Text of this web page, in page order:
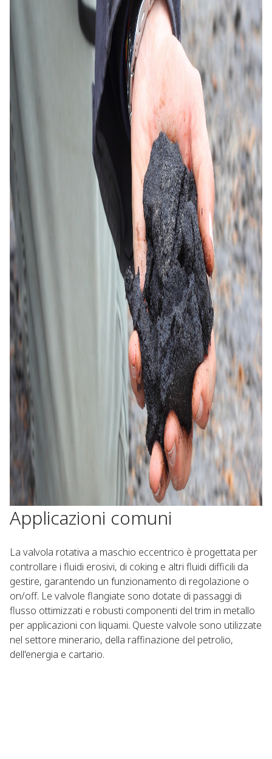
Applicazioni comuni
La valvola rotativa a maschio eccentrico è progettata per
controllare i fluidi erosivi, di coking e altri fluidi difficili da
gestire, garantendo un funzionamento di regolazione o
on/off. Le valvole flangiate sono dotate di passaggi di
flusso ottimizzati e robusti componenti del trim in metallo
per applicazioni con liquami. Queste valvole sono utilizzate
nel settore minerario, della raffinazione del petrolio,
dell'energia e cartario.